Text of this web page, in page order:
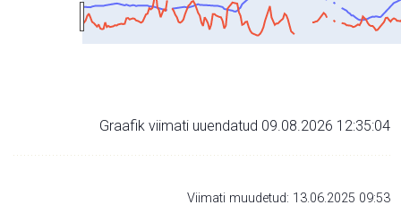
Graafik viimati uuendatud 09.08.2026 12:35:04
Viimati muudetud: 13.06.2025 09:53